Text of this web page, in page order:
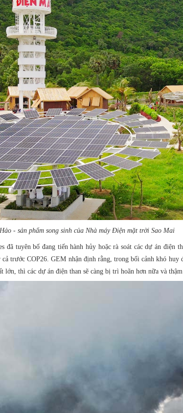
- sản phẩm song sinh của Nhà máy Điện mặt trời Sao Mai
đã tuyên bố đang tiến hành hủy hoặc rà soát các dự án điện
trước COP26. GEM nhận định rằng, trong bối cảnh khó huy
thì các dự án điện than sẽ càng bị trì hoãn hơn nữa và